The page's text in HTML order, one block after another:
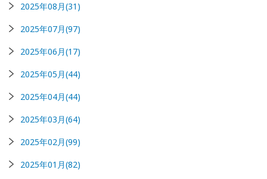
2025年08月(31)
2025年07月(97)
2025年06月(17)
2025年05月(44)
2025年04月(44)
2025年03月(64)
2025年02月(99)
2025年01月(82)